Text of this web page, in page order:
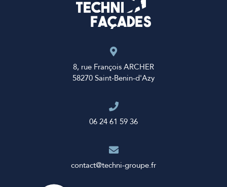
8, rue François ARCHER
58270 Saint-Benin-d'Azy
06 24 61 59 36
contact@techni-groupe.fr